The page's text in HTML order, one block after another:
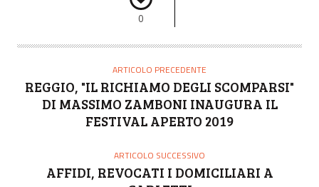
0
ARTICOLO PRECEDENTE
REGGIO, "IL RICHIAMO DEGLI SCOMPARSI"
DI MASSIMO ZAMBONI INAUGURA IL
FESTIVAL APERTO 2019
ARTICOLO SUCCESSIVO
AFFIDI, REVOCATI I DOMICILIARI A